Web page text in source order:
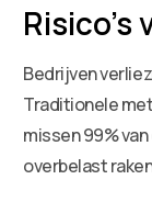
Bedrijven
Traditionele
missen 99%
overbelast